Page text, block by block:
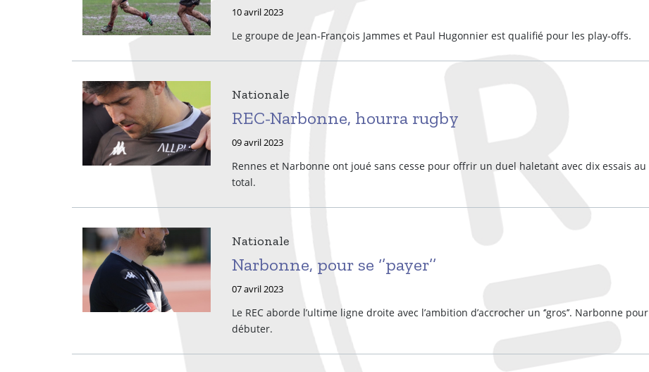
10 avril 2023
Le groupe de Jean-François Jammes et Paul Hugonnier est qualifié pour les play-offs.
Nationale
REC-Narbonne, hourra rugby
09 avril 2023
Rennes et Narbonne ont joué sans cesse pour offrir un duel haletant avec dix essais au
total.
Nationale
Narbonne, pour se ‘’payer’’
07 avril 2023
Le REC aborde l’ultime ligne droite avec l’ambition d’accrocher un ‘’gros’’. Narbonne pour
débuter.